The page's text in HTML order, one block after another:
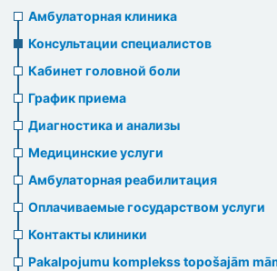
Ambulatory
clinic
menu
Амбулаторная клиника
Консультации специалистов
Кабинет головной боли
График приема
Диагностика и анализы
Медицинские услуги
Амбулаторная реабилитация
Оплачиваемые государством услуги
Контакты клиники
Pakalpojumu komplekss topošajām